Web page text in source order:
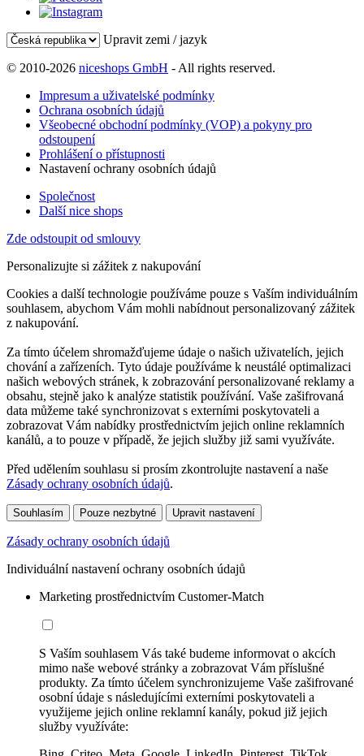
Upravit zemi / jazyk
© 2010-2026 niceshops GmbH - All rights reserved.
Impresum a uživatelské podmínky
Ochrana osobních údajů
Všeobecné obchodní podmínky (VOP) a pokyny pro
odstoupení
Prohlášení o přístupnosti
Nastavení ochrany osobních údajů
Společnost
Další nice shops
Zde odstoupit od smlouvy
Personalizujte si zážitek z nakupování
Cookies a další technologie používáme pouze s Vaším individuálním
souhlasem, abychom Vám mohli nabídnout personalizovaný zážitek
z nakupování.
Za tímto účelem shromažďujeme údaje o našich uživatelích, jejich
chování a zařízeních. Tyto údaje používáme k neustálé optimalizaci
našich webových stránek, k zobrazování personalizované reklamy a
obsahu, stejně jako k analýze statistik používání. Vaše zašifrovaná
data můžeme také synchronizovat s externími poskytovateli a
zobrazovat Vám nabídky prostřednictvím jejich online reklamních
kanálů, a to pouze v případě, že jejich služby již sami využíváte.
Před udělením souhlasu si prosím zkontrolujte nastavení a naše
Zásady ochrany osobních údajů.
Souhlasím Pouze nezbytné Upravit nastavení
Zásady ochrany osobních údajů
Individuální nastavení ochrany osobních údajů
Marketing prostřednictvím Customer-Match
S Vaším souhlasem Vás také budeme informovat o akcích
mimo naše webové stránky a zobrazovat Vám příslušné
produkty. Za tímto účelem synchronizujeme Vaše zašifrované
osobní údaje s následujícími externími poskytovateli a
využijeme jejich online reklamní kanály, pokud již jejich
služby využíváte: